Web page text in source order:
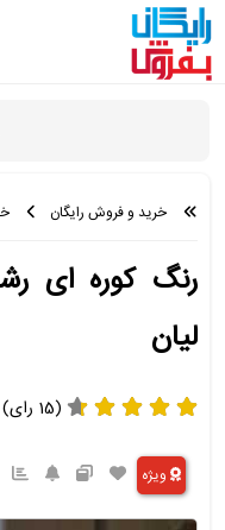
خرید و فروش رایگان
رنگ کوره ای
لیان
(15 رای)
ویژه